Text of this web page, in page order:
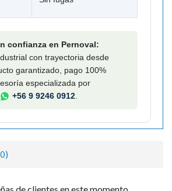
confianza en Pernoval:
con trayectoria desde
garantizado, pago 100%
especializada por
+56 9 9246 0912